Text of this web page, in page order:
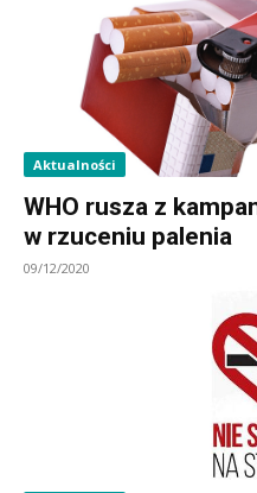
Aktualności
WHO rusza z
w rzuceniu palenia
09/12/2020